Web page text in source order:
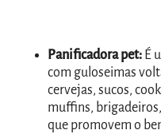
Panificadora pet: É
com guloseimas
cervejas, sucos,
muffins,
que promovem o